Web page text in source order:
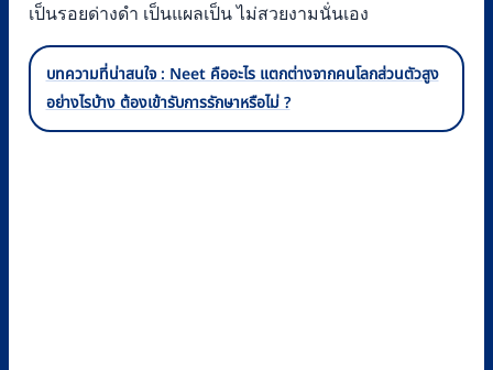
เป็นรอยด่างดำ เป็นแผลเป็น ไม่สวยงามนั่นเอง
บทความที่น่าสนใจ : Neet คืออะไร แตกต่างจากคนโลกส่วนตัวสูง
อย่างไรบ้าง ต้องเข้ารับการรักษาหรือไม่ ?